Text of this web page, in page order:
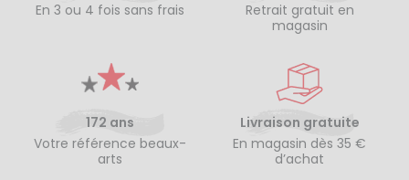
En 3 ou 4 fois sans frais
Retrait gratuit en
magasin
172 ans
Votre référence beaux-
arts
Livraison gratuite
En magasin dès 35 €
d’achat